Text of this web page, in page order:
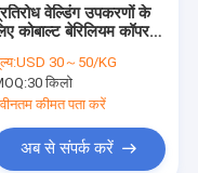
वेल्डिंग उपकरणों के
कोबाल्ट बेरिलियम कॉपर
USD 30～50/KG
30 किलो
कीमत पता करें
अब से संपर्क करें